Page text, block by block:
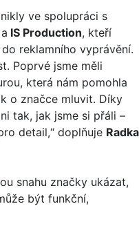
ve spolupráci s
a IS Production, kteří
reklamního vyprávění.
Poprvé jsme měli
která nám pomohla
o značce mluvit. Díky
tak, jak jsme si přáli –
detail,“ doplňuje Radka
snahu značky ukázat,
být funkční,